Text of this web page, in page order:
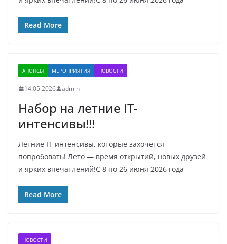
Read More
АНОНСЫ МЕРОПРИЯТИЯ НОВОСТИ
14.05.2026 admin
Набор на летние IT-
интенсивы!!!
Летние IT-интенсивы, которые захочется
попробовать! Лето — время открытий, новых друзей
и ярких впечатлений!C 8 по 26 июня 2026 года
Read More
НОВОСТИ